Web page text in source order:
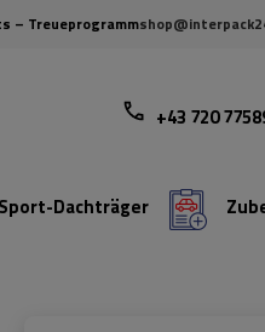
– Treueprogramm
+43 720
Sport-Dachträger